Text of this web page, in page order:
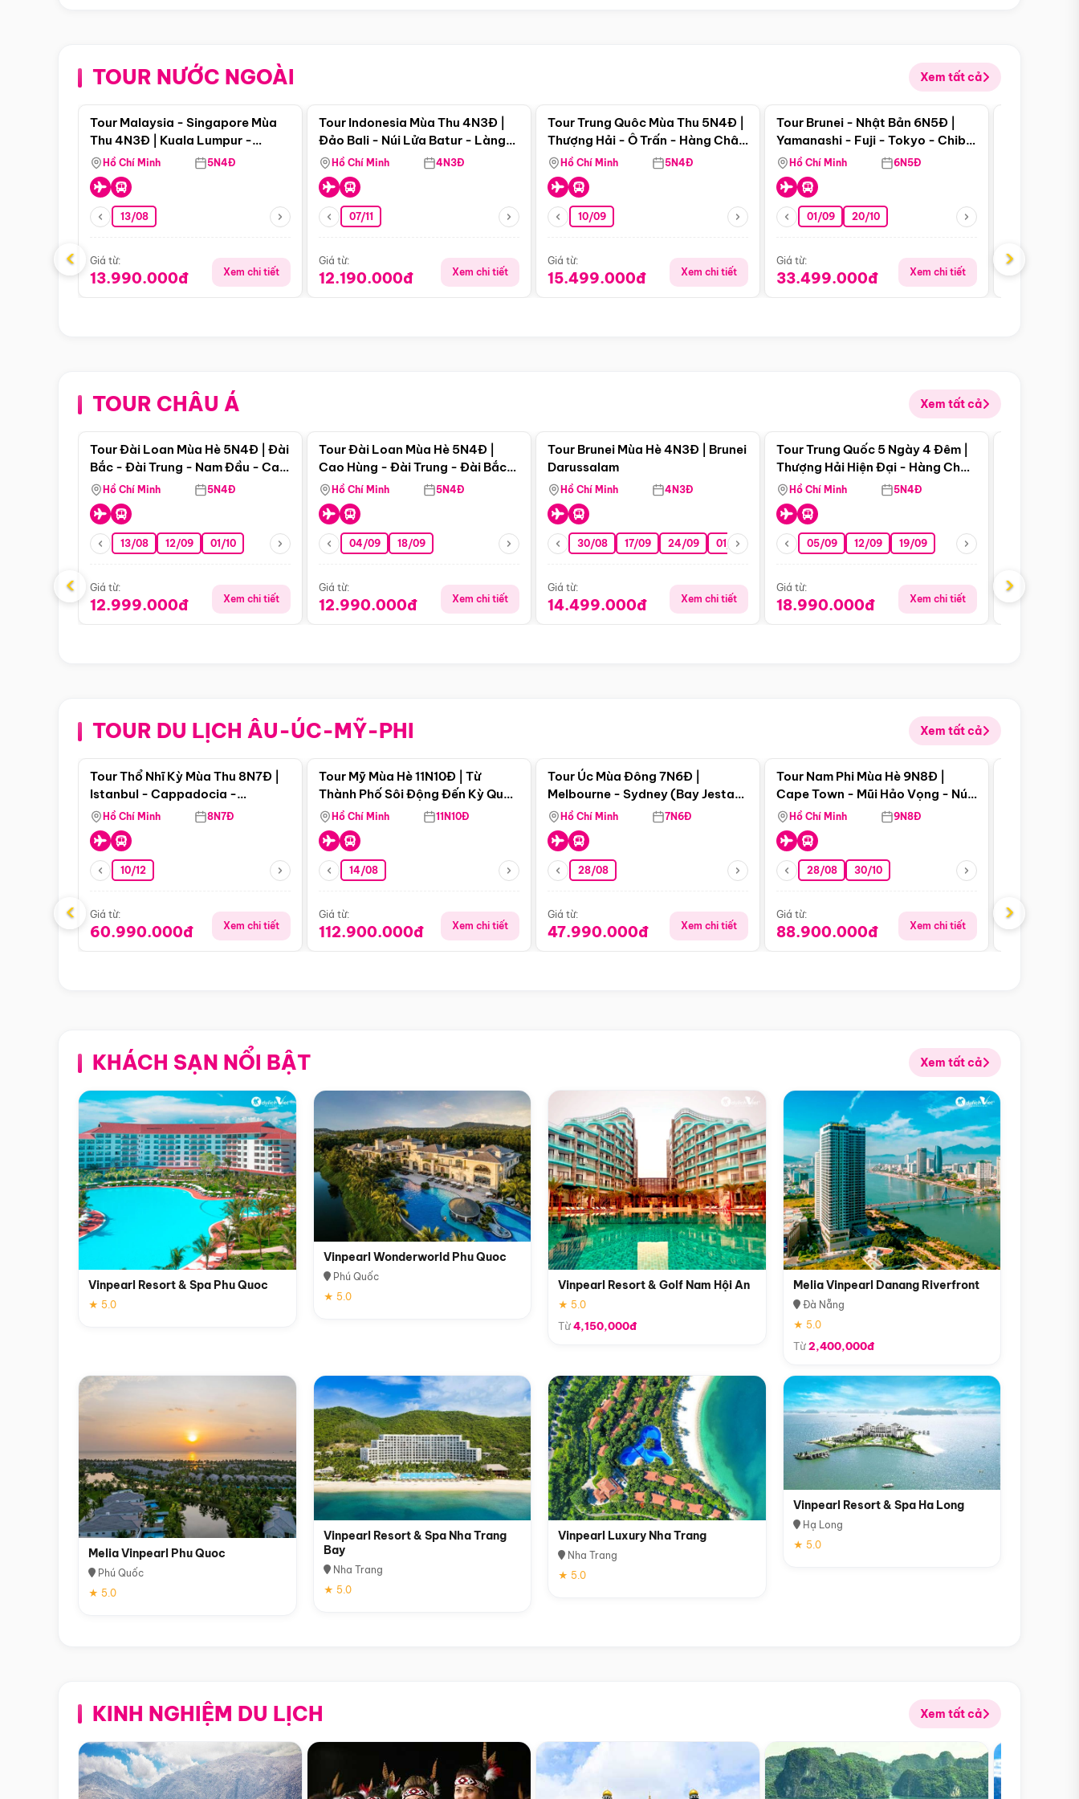
TOUR NƯỚC NGOÀI Xem tất cả
Điểm nổi bật
Tour Malaysia - Singapore Mùa
Thu 4N3Đ | Kuala Lumpur -
Malacca - Johor Baru -
Singapore
Hồ Chí Minh 5N4Đ
13/08
Giá từ:
13.990.000đ Xem chi tiết
Tour Indonesia Mùa Thu 4N3Đ |
Đảo Bali - Núi Lửa Batur - Làng
Penglipuran
Hồ Chí Minh 4N3Đ
07/11
Giá từ:
12.190.000đ Xem chi tiết
Tour Trung Quôc Mùa Thu 5N4Đ |
Thượng Hải - Ô Trấn - Hàng Châu
(Tour Không Shopping)
Hồ Chí Minh 5N4Đ
10/09
Giá từ:
15.499.000đ Xem chi tiết
Điểm nổi bật
Tour Brunei - Nhật Bản 6N5Đ |
Yamanashi - Fuji - Tokyo - Chiba
- Freeday
Hồ Chí Minh 6N5Đ
01/09 20/10
Giá từ:
33.499.000đ Xem chi tiết
Giá từ:
‹ ›
TOUR CHÂU Á Xem tất cả
Điểm nổi bật
Tour Đài Loan Mùa Hè 5N4Đ | Đài
Bắc - Đài Trung - Nam Đầu - Cao
Hùng ( Bay Vn)
Hồ Chí Minh 5N4Đ
13/08 12/09 01/10
Giá từ:
12.999.000đ Xem chi tiết
Tour Đài Loan Mùa Hè 5N4Đ |
Cao Hùng - Đài Trung - Đài Bắc
(Bay Vj)
Hồ Chí Minh 5N4Đ
04/09 18/09
Giá từ:
12.990.000đ Xem chi tiết
Tour Brunei Mùa Hè 4N3Đ | Brunei
Darussalam
Hồ Chí Minh 4N3Đ
30/08 17/09 24/09 01/10 15/10 29/10
Giá từ:
14.499.000đ Xem chi tiết
Điểm nổi bật
Tour Trung Quốc 5 Ngày 4 Đêm |
Thượng Hải Hiện Đại - Hàng Châu
Nên Thơ - Ô Trấn Cổ Kính
Hồ Chí Minh 5N4Đ
05/09 12/09 19/09
Giá từ:
18.990.000đ Xem chi tiết
Giá từ:
‹ ›
TOUR DU LỊCH ÂU-ÚC-MỸ-PHI Xem tất cả
Điểm nổi bật
Tour Thổ Nhĩ Kỳ Mùa Thu 8N7Đ |
Istanbul - Cappadocia -
Pamukkale
Hồ Chí Minh 8N7Đ
10/12
Giá từ:
60.990.000đ Xem chi tiết
Tour Mỹ Mùa Hè 11N10Đ | Từ
Thành Phố Sôi Động Đến Kỳ Quan
Thiên Nhiên Mỹ
Hồ Chí Minh 11N10Đ
14/08
Giá từ:
112.900.000đ Xem chi tiết
Tour Úc Mùa Đông 7N6Đ |
Melbourne - Sydney (Bay Jestar
Airways)
Hồ Chí Minh 7N6Đ
28/08
Giá từ:
47.990.000đ Xem chi tiết
Điểm nổi bật
Tour Nam Phi Mùa Hè 9N8Đ |
Cape Town - Mũi Hảo Vọng - Núi
Bàn - Johannesburg - Pretoria -
Safari - Lodge
Hồ Chí Minh 9N8Đ
28/08 30/10
Giá từ:
88.900.000đ Xem chi tiết
Giá từ:
‹ ›
KHÁCH SẠN NỔI BẬT Xem tất cả
Vinpearl Resort & Spa Phu Quoc
★ 5.0
Vinpearl Wonderworld Phu Quoc
Phú Quốc
★ 5.0
Vinpearl Resort & Golf Nam Hội An
★ 5.0
Từ4,150,000đ
Melia Vinpearl Danang Riverfront
Đà Nẵng
★ 5.0
Từ2,400,000đ
Melia Vinpearl Phu Quoc
Phú Quốc
★ 5.0
Vinpearl Resort & Spa Nha Trang
Bay
Nha Trang
★ 5.0
Vinpearl Luxury Nha Trang
Nha Trang
★ 5.0
Vinpearl Resort & Spa Ha Long
Hạ Long
★ 5.0
KINH NGHIỆM DU LỊCH Xem tất cả